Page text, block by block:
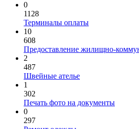
0
1128
Терминалы оплаты
10
608
Предоставление жилищно-
2
487
Швейные ателье
1
302
Печать фото на документы
0
297